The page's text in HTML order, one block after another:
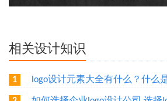
相关设计知识
1 logo设计元素大全有什么？什么